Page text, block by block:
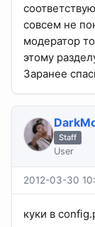
совсем не
модератор
этому
Заранее
Staff
User
2012-03-30
куки в